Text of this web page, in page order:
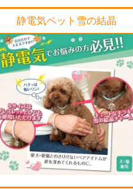
静電気ペット雪の結晶